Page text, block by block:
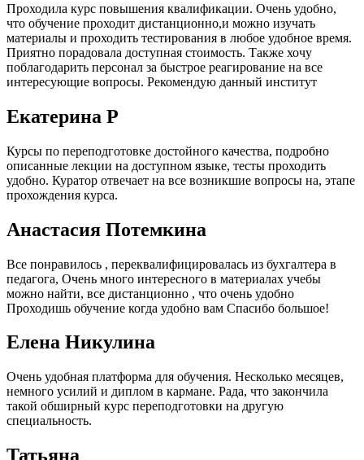
Проходила курс повышения квалификации. Очень удобно,
что обучение проходит дистанционно,и можно изучать
материалы и проходить тестирования в любое удобное время.
Приятно порадовала доступная стоимость. Также хочу
поблагодарить персонал за быстрое реагирование на все
интересующие вопросы. Рекомендую данный институт
Екатерина Р
Курсы по переподготовке достойного качества, подробно
описанные лекции на доступном языке, тесты проходить
удобно. Куратор отвечает на все возникшие вопросы на, этапе
прохождения курса.
Анастасия Потемкина
Все понравилось , переквалифицировалась из бухгалтера в
педагога, Очень много интересного в материалах учебы
можно найти, все дистанционно , что очень удобно
Проходишь обучение когда удобно вам Спасибо большое!
Елена Никулина
Очень удобная платформа для обучения. Несколько месяцев,
немного усилий и диплом в кармане. Рада, что закончила
такой обширный курс переподготовки на другую
специальность.
Татьяна